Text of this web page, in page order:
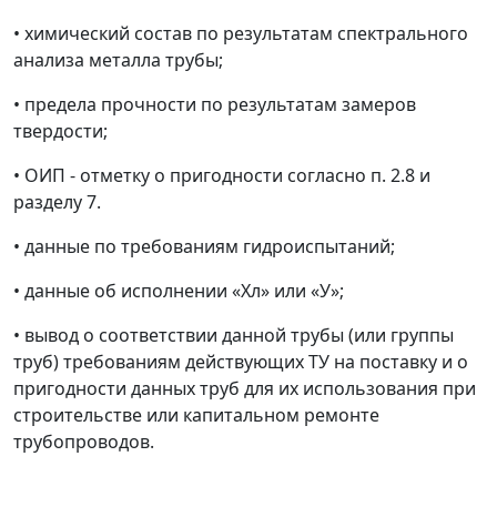
• химический состав по результатам спектрального
анализа металла трубы;
• предела прочности по результатам замеров
твердости;
• ОИП - отметку о пригодности согласно п. 2.8 и
разделу 7.
• данные по требованиям гидроиспытаний;
• данные об исполнении «Хл» или «У»;
• вывод о соответствии данной трубы (или группы
труб) требованиям действующихТУ на поставку и о
пригодности данных труб для их использования при
строительстве или капитальном ремонте
трубопроводов.